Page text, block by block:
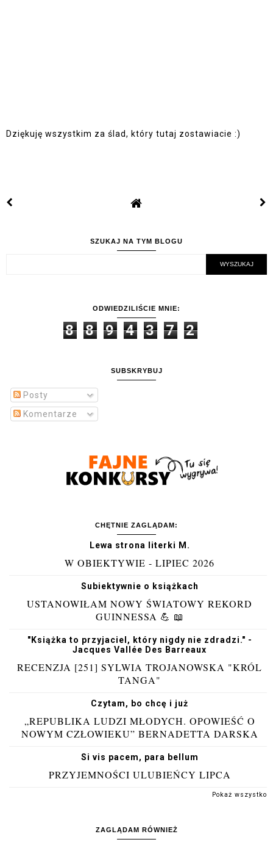
Dziękuję wszystkim za ślad, który tutaj zostawiacie :)
SZUKAJ NA TYM BLOGU
ODWIEDZILIŚCIE MNIE:
8 8 9 4 3 7 2
SUBSKRYBUJ
Posty
Komentarze
CHĘTNIE ZAGLĄDAM:
Lewa strona literki M.
W OBIEKTYWIE - LIPIEC 2026
Subiektywnie o książkach
USTANOWIŁAM NOWY ŚWIATOWY REKORD
GUINNESSA 💪 📖
"Książka to przyjaciel, który nigdy nie zdradzi." -
Jacques Vallée Des Barreaux
RECENZJA [251] SYLWIA TROJANOWSKA "KRÓL
TANGA"
Czytam, bo chcę i już
„REPUBLIKA LUDZI MŁODYCH. OPOWIEŚĆ O
NOWYM CZŁOWIEKU” BERNADETTA DARSKA
Si vis pacem, para bellum
PRZYJEMNOŚCI ULUBIEŃCY LIPCA
Pokaż wszystko
ZAGLĄDAM RÓWNIEŻ